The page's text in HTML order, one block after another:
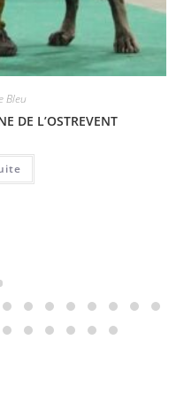
Bleu
DE L’OSTREVENT